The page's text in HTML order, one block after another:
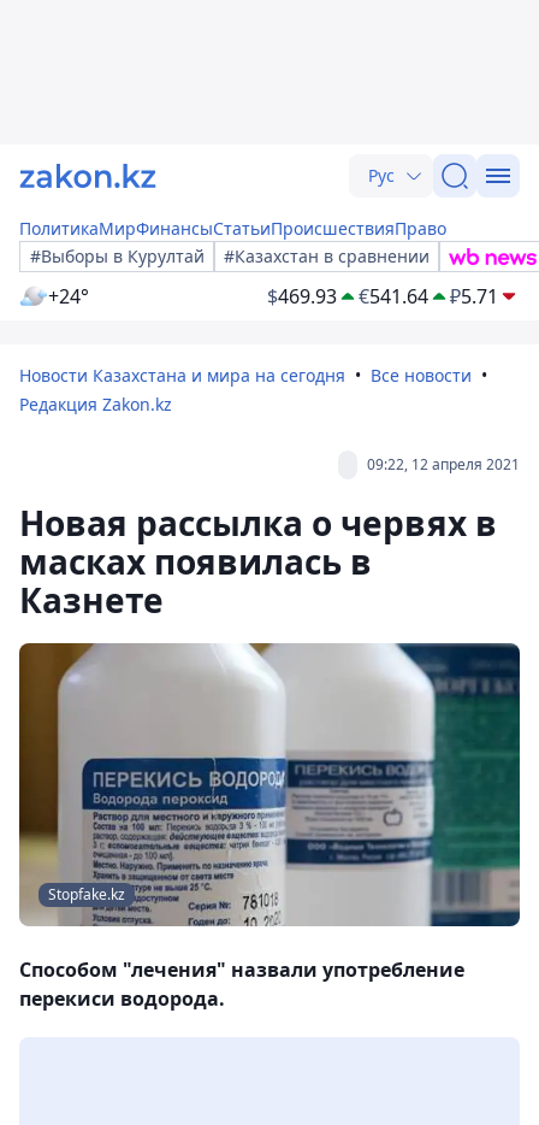
Рус
ПолитикаМирФинансыСтатьиПроисшествияПраво
#Выборы в Курултай
#Казахстан в сравнении
+24° $469.93 €541.64 ₽5.71
Новости Казахстана и мира на сегодня
Все новости
Редакция Zakon.kz
09:22, 12 апреля 2021
Новая рассылка о червях в
масках появилась в
Казнете
Stopfake.kz
Способом "лечения" назвали употребление
перекиси водорода.